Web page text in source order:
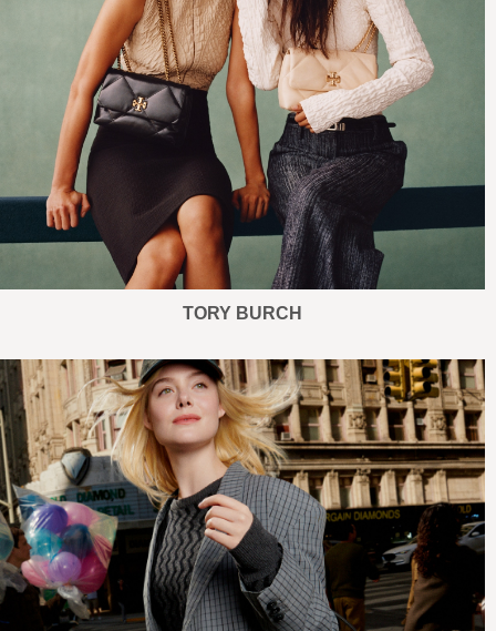
TORY BURCH